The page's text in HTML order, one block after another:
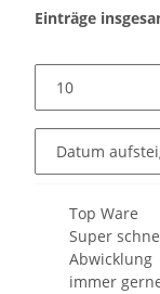
Einträge
Top Ware
Super
Abwicklung
immer